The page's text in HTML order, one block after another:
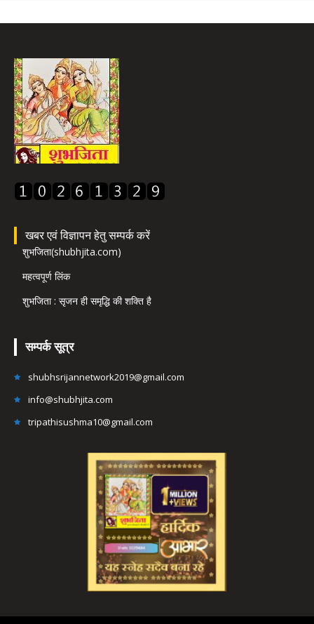
खबर एवं विज्ञापन हेतु सम्पर्क करें
शुभजिता(shubhjita.com)
महत्वपूर्ण लिंक
शुभजिता : सृजन ही समृद्धि की शक्ति है
सम्पर्क सूत्र
shubhsrijannetwork2019@gmail.com
info@shubhjita.com
tripathisushma10@gmail.com